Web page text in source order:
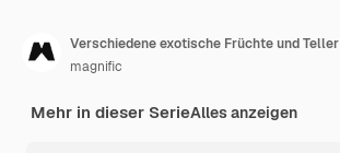
Verschiedene exotische Früchte und Teller
magnific
Mehr in dieser SerieAlles anzeigen